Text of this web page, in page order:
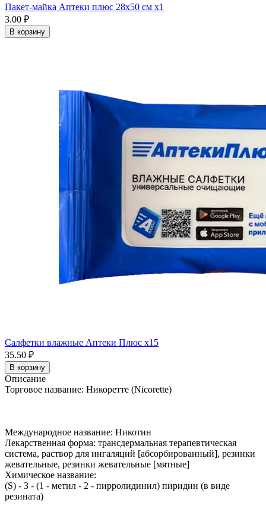
Пакет-майка Аптеки плюс 28х50 см x1
3.00 ₽
В корзину
Салфетки влажные Аптеки Плюс x15
35.50 ₽
В корзину
Описание
Торговое название: Никоретте (Nicorette)
Международное название: Никотин
Лекарственная форма: трансдермальная терапевтическая
система, раствор для ингаляций [абсорбированный], резинки
жевательные, резинки жевательные [мятные]
Химическое название:
(S) - 3 - (1 - метил - 2 - пирролидинил) пиридин (в виде
резината)